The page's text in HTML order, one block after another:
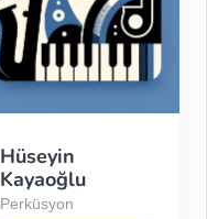
Hüseyin
Kayaoğlu
Perküsyon